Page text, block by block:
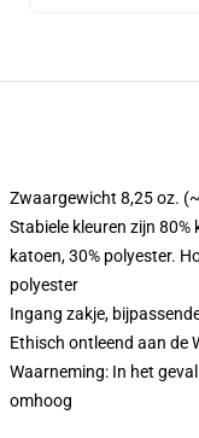
Zwaargewicht 8,25 oz.
Stabiele kleuren zijn 80%
katoen, 30% polyester.
polyester
Ingang zakje,
Ethisch ontleend aan de
Waarneming: In het
omhoog